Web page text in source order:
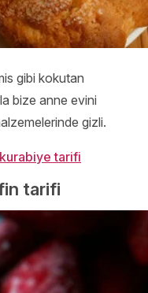
gibi kokutan
bize anne evini
gizli.
tarifi
tarifi